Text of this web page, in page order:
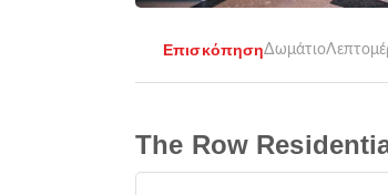
ΕπισκόπησηΔωμάτιο
The Row